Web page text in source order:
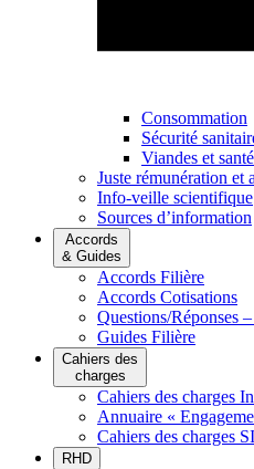
Consommation
Sécurité
Viandes et santé
Juste rémunération et
Info-veille scientifique
Sources d’information
Accords
& Guides
Accords Filière
Accords Cotisations
Questions/Réponses
Guides Filière
Cahiers des
charges
Cahiers des charges
Annuaire «
Cahiers des charges
RHD